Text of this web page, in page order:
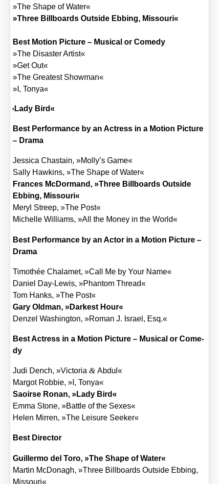
»The Shape of Water«
»Three Bill­boards Out­side Ebbing, Mis­sou­ri«
Best Moti­on Pic­tu­re – Musi­cal or Come­dy
»The Dis­as­ter Artist«
»Get Out«
»The Grea­test Show­man«
»I, Tonya«
»Lady Bird«
Best Per­for­mance by an Actress in a Moti­on Pic­tu­re
– Dra­ma
Jes­si­ca Chas­tain, »Molly’s Game«
Sal­ly Haw­kins, »The Shape of Water«
Fran­ces McDor­mand, »Three Bill­boards Out­side
Ebbing, Mis­sou­ri«
Meryl Streep, »The Post«
Michel­le Wil­liams, »All the Money in the World«
Best Per­for­mance by an Actor in a Moti­on Pic­tu­re –
Dra­ma
Timo­thée Cha­l­a­met, »Call Me by Your Name«
Dani­el Day-Lewis, »Phan­tom Thread«
Tom Hanks, »The Post«
Gary Old­man, »Dar­kest Hour«
Den­zel Washing­ton, »Roman J. Isra­el, Esq.«
Best Actress in a Moti­on Pic­tu­re – Musi­cal or Come­
dy
Judi Dench, »Vic­to­ria& Abdul«
Mar­got Rob­bie, »I, Tonya«
Sao­ir­se Ronan, »Lady Bird«
Emma Stone, »Batt­le of the Sexes«
Helen Mir­ren, »The Lei­su­re See­ker«
Best Direc­tor
Guil­ler­mo del Toro, »The Shape of Water«
Mar­tin McDo­nagh, »Three Bill­boards Out­side Ebbing,
Mis­sou­ri«